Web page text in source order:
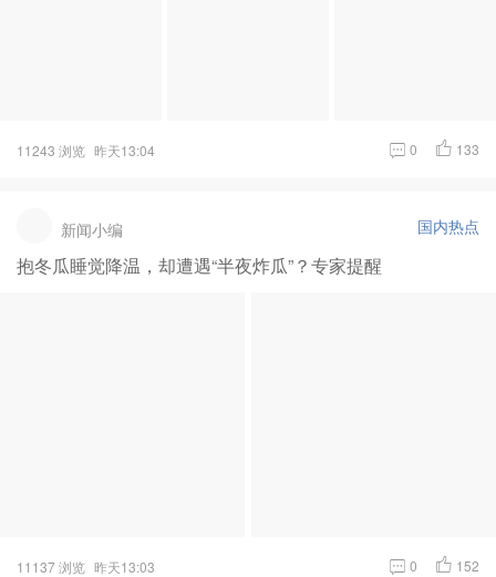
11243 浏览 昨天13:04 0 133
新闻小编 国内热点
抱冬瓜睡觉降温，却遭遇“半夜炸瓜”？专家提醒
11137 浏览 昨天13:03 0 152